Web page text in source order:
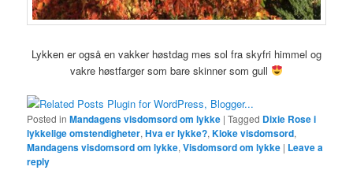
Lykken er også en vakker høstdag mes sol fra skyfri himmel og
vakre høstfarger som bare skinner som gull
Posted in Mandagens visdomsord om lykke |Tagged Dixie Rose i
lykkelige omstendigheter,Hva er lykke?,Kloke visdomsord,
Mandagens visdomsord om lykke,Visdomsord om lykke | Leave a
reply